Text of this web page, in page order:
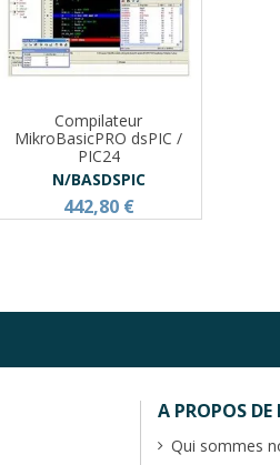
Compilateur
MikroBasicPRO dsPIC /
PIC24
N/BASDSPIC
442,80 €
A PROPOS
Qui sommes